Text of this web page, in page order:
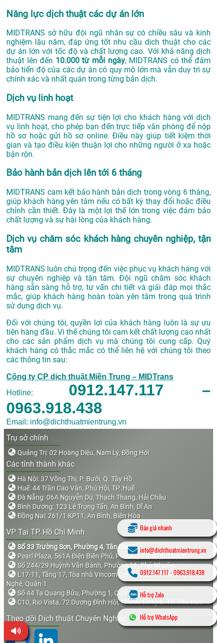
Năng lực dịch thuật các dự án lớn
MIDTRANS sở hữu đội ngũ nhân sự có chiều sâu và kinh
nghiệm lâu năm, đáp ứng tốt nhu cầu dịch thuật cho các
dự án lớn với tốc độ và chất lượng cao. Với khả năng dịch
thuật lên đến 10.000 từ mỗi ngày, MIDTRANS có thể đảm
bảo tiến độ của các dự án có quy mô lớn mà vẫn duy trì sự
chính xác và nhất quán trong từng bản dịch.
Dịch vụ linh hoạt
MIDTRANS mang đến sự tiện lợi cho khách hàng với dịch
vụ linh hoạt, cho phép bạn đến trực tiếp văn phòng để nộp
hồ sơ hoặc gửi hồ sơ online. Điều này giúp tiết kiệm thời
gian và tạo điều kiện thuận lợi cho những người ở xa hoặc
bận rộn.
Bảo hành bản dịch lên tới 6 tháng
MIDTRANS cam kết bảo hành bản dịch trong vòng 6 tháng,
giúp khách hàng yên tâm nếu có bất kỳ thay đổi hoặc điều
chỉnh cần thiết. Đây là một lợi thế lớn trong việc đảm bảo
chất lượng và sự hài lòng của khách hàng.
Dịch vụ chăm sóc khách hàng chuyên nghiệp, tận
tâm
MIDTRANS luôn chú trọng đến việc phục vụ khách hàng với
sự chuyên nghiệp và tận tâm. Đội ngũ chăm sóc khách
hàng sẵn sàng hỗ trợ, tư vấn chi tiết và giải đáp mọi thắc
mắc, giúp khách hàng hoàn toàn yên tâm trong quá trình
sử dụng dịch vụ.
Đối với chúng tôi, quyền lợi của khách hàng luôn là sự ưu
tiên hàng đầu. Vi thế chúng tôi cam kết chất lượng cao nhất
cho các sản phẩm dịch vụ mà chúng tôi cung cấp. Quý
khách hàng có thắc mắc có thể liên hệ với chúng tôi theo
các thông tin sau:
Công ty CP dịch thuật Miền Trung – MIDTrans
Hotline: 0912.147.117 –
0963.918.438
Email: info@dichthuatmientrung.vn
Trụ sở chính
Quảng Trị: 02 Hoàng Diệu, Nam Lý, Đồng Hới
Các tỉnh thành khác
Hà Nội: 37 Võng Thị, P. Bưởi, Q. Tây Hồ
Huế: 44 Trần Cao Vân, Phú Hội, TP. Huế
Đà Nẵng: 06A Nguyễn Du, Thạch Thang, Hải Châu
Bình Dương: 123 Lê Trọng Tấn, An Bình, Dĩ An
Đồng Nai: 261/1 KP11, An Bình, Biên Hòa
VP Tại TP. Hồ Chí Minh
Số 33 Trường Sơn, Phường 4, Tân Bình
Pearl Plaza, 561A Điện Biên Phủ, Phường 25, Bình Thạnh
Số 244/29 Huỳnh Văn Bánh, Phường 11, Phú Nhuận
L17-11, Tầng 17, Tòa nhà Vincom Center, 72 Lê Thánh Tôn, Bến
Nghé, Quận 1
Số 44 Tạ Quang Bửu, Phường 1, Quận 8
C10, Rio Vista, 72 Dương Đình Hội, Phước Long B, TP. Thủ Đức
Theo dõi Dịch thuật Chuyên Nghiệp
Báo giá nhanh
info@dichthuatmientrung.vn
0912.147.117-0963.918.438
Hỗ trợ Zalo
Hỗ trợ WhatsApp